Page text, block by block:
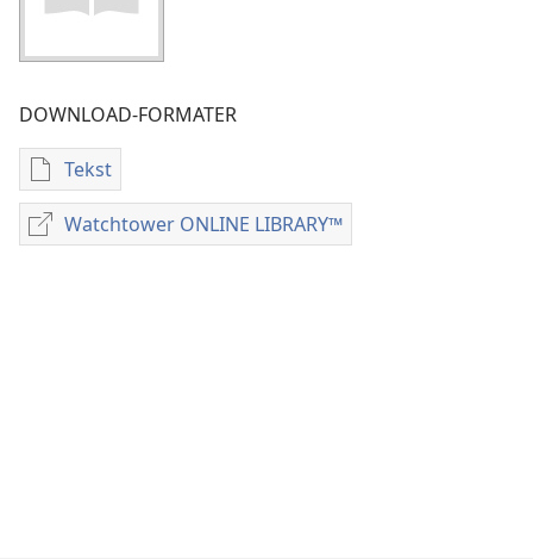
DOWNLOAD-FORMATER
Tekst
Indstillinger
for
download
Watchtower ONLINE LIBRARY™
Watchtower